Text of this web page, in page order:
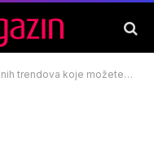
koje možete nositi ove jeseni